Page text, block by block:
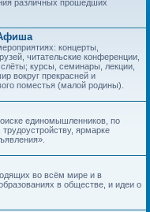
различных прошедших
концерты,
читательские конференции,
курсы, семинары, лекции,
вокруг прекрасней и
поместья (малой родины).
единомышленников, по
ярмарке
во всём мире и в
в обществе, и идеи о